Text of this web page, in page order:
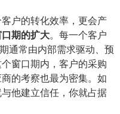
户的转化效率，更会产
期的扩大​。每一个客户
通常由内部需求驱动、预
窗口期内，客户的采购
的考察也最为密集。如
他建立信任，你就占据